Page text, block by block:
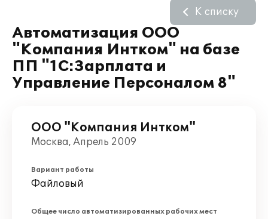
Автоматизация ООО
"Компания Интком" на базе
ПП "1С:Зарплата и
Управление Персоналом 8"
К списку
ООО "Компания Интком"
Москва, Апрель 2009
Вариант работы
Файловый
Общее число автоматизированных рабочих мест